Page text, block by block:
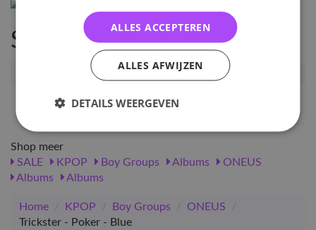
Specificaties
Artikelnummer
25607
EAN nummer
Shop meer
SALE
KPOP Boy Groups Albums
ONEUS
Albums
Albums
Home / KPOP / Boy Groups / ONEUS
/
Trickster - Poker - Blue
ALLES ACCEPTEREN
ALLES AFWIJZEN
DETAILS WEERGEVEN